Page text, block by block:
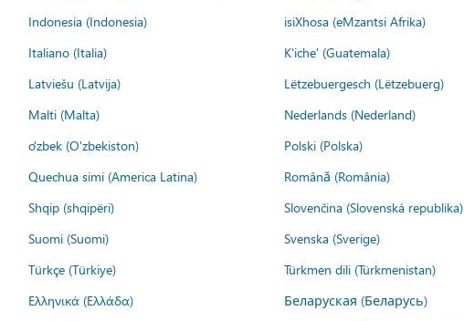
Indonesia (Indonesia)
isiXhosa (eMzantsi Afrika)
Italiano (Italia)
K'iche' (Guatemala)
Latviešu (Latvija)
Lëtzebuergesch (Lëtzebuerg)
Malti (Malta)
Nederlands (Nederland)
o'zbek (O'zbekiston)
Polski (Polska)
Quechua simi (America Latina)
Română (România)
Shqip (shqipëri)
Slovenčina (Slovenská republika)
Suomi (Suomi)
Svenska (Sverige)
Türkçe (Türkiye)
Türkmen dili (Türkmenistan)
Ελληνικά (Ελλάδα)
Беларуская (Беларусь)